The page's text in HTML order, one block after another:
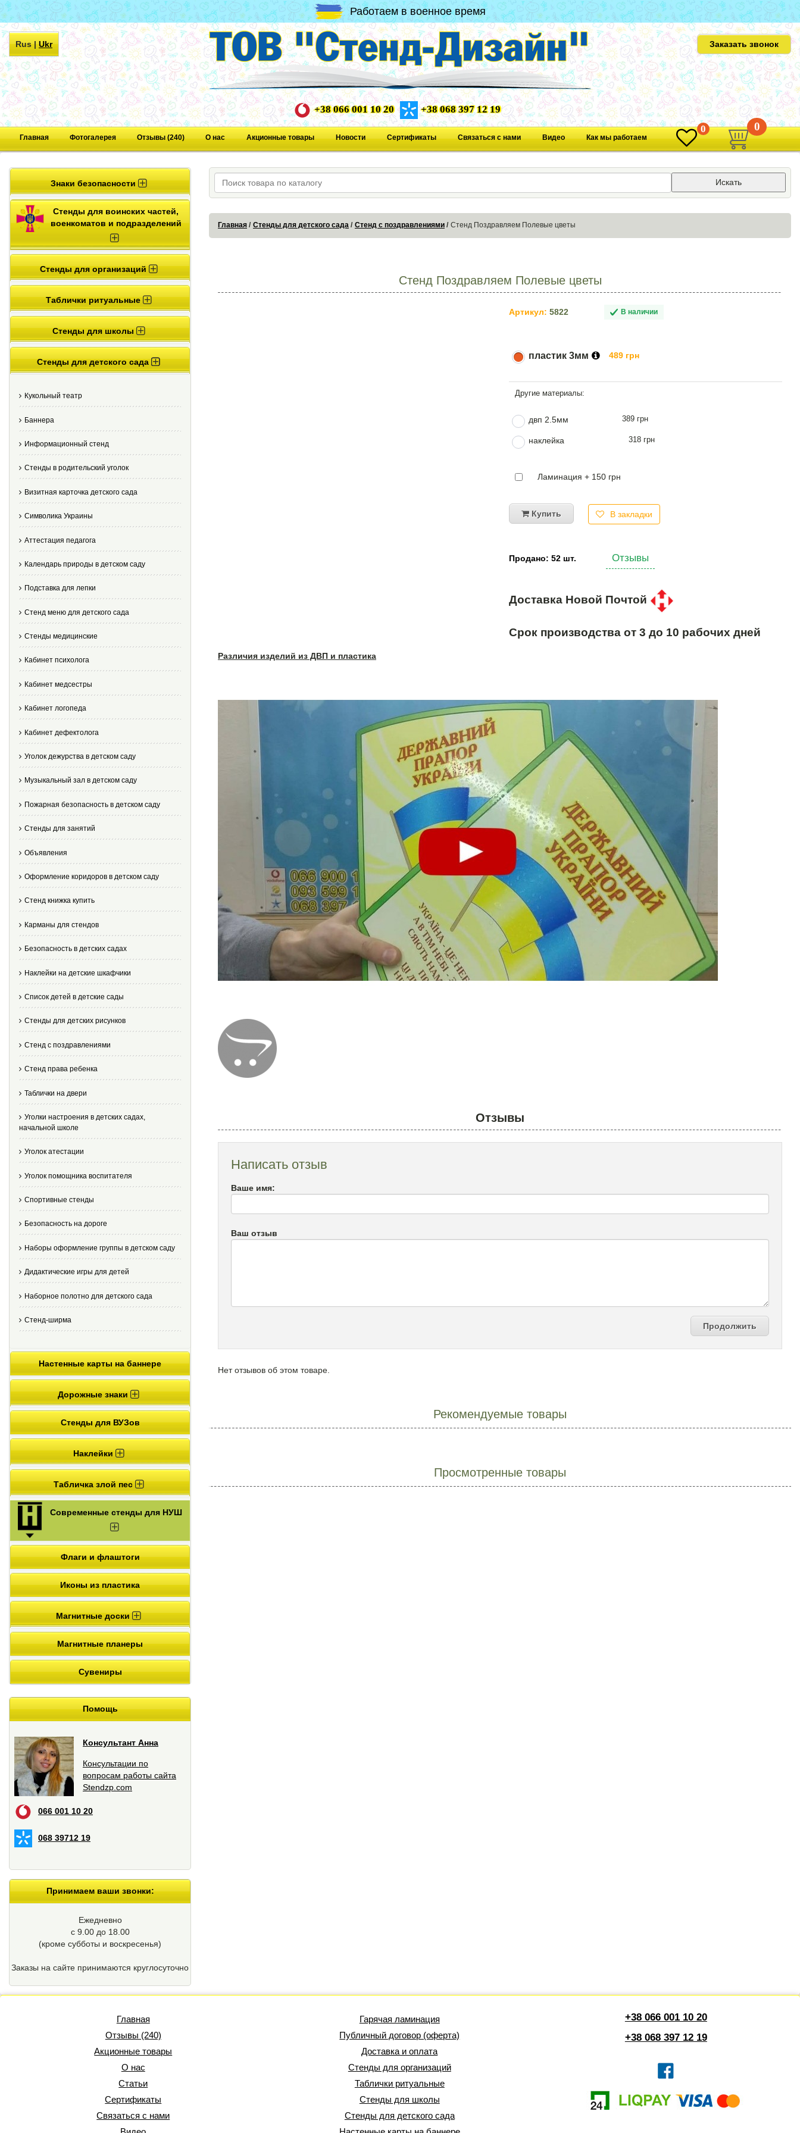
Работаем в военное время
Rus|Ukr Заказать звонок
+38 066 001 10 20 +38 068 397 12 19
Главная Фотогалерея Отзывы (240) О нас Акционные товары Новости Сертификаты Связаться с нами Видео Как мы работаем
0 0
Знаки безопасности
Стенды для воинских частей,
военкоматов и подразделений
Стенды для организаций
Таблички ритуальные
Стенды для школы
Стенды для детского сада
Кукольный театр
Баннера
Информационный стенд
Стенды в родительский уголок
Визитная карточка детского сада
Cимволика Украины
Аттестация педагога
Календарь природы в детском саду
Подставка для лепки
Стенд меню для детского сада
Стенды медицинские
Кабинет психолога
Кабинет медсестры
Кабинет логопеда
Кабинет дефектолога
Уголок дежурства в детском саду
Музыкальный зал в детском саду
Пожарная безопасность в детском саду
Стенды для занятий
Объявления
Оформление коридоров в детском саду
Стенд книжка купить
Карманы для стендов
Безопасность в детских садах
Наклейки на детские шкафчики
Список детей в детские сады
Стенды для детских рисунков
Стенд с поздравлениями
Стенд права ребенка
Таблички на двери
Уголки настроения в детских садах,
начальной школе
Уголок атестации
Уголок помощника воспитателя
Спортивные стенды
Безопасность на дороге
Наборы оформление группы в детском саду
Дидактические игры для детей
Наборное полотно для детского сада
Стенд-ширма
Настенные карты на баннере
Дорожные знаки
Стенды для ВУЗов
Наклейки
Табличка злой пес
Современные стенды для НУШ
Флаги и флаштоги
Иконы из пластика
Магнитные доски
Магнитные планеры
Сувениры
Помощь
Консультант Анна
Консультации по
вопросам работы сайта
Stendzp.com
066 001 10 20
068 39712 19
Принимаем ваши звонки:
Ежедневно
с 9.00 до 18.00
(кроме cубботы и воскресенья)
Заказы на сайте принимаются круглосуточно
Искать
Главная Стенды для детского сада Стенд с поздравлениями Стенд Поздравляем Полевые цветы
Стенд Поздравляем Полевые цветы
Артикул: 5822 В наличии
пластик 3мм 489 грн
двп 2.5мм 389 грн
наклейка 318 грн
Ламинация + 150 грн
Купить В закладки
Продано: 52 шт. Отзывы
Доставка Новой Почтой
Срок производства от 3 до 10 рабочих дней
Различия изделий из ДВП и пластика
Отзывы
Написать отзыв
Ваше имя:
Ваш отзыв
Продолжить
Нет отзывов об этом товаре.
Рекомендуемые товары
Просмотренные товары
Главная
Отзывы (240)
Акционные товары
О нас
Статьи
Сертификаты
Связаться с нами
Гарячая ламинация
Публичный договор (оферта)
Доставка и оплата
Стенды для организаций
Таблички ритуальные
Стенды для школы
Стенды для детского сада
+38 066 001 10 20
+38 068 397 12 19